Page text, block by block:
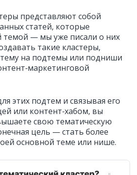
представляют собой
статей, которые
— мы уже писали о них
такие кластеры,
на подтемы или подниши
этих подтем и связывая его
или контент‑хабом, вы
свою тематическую
цель — стать более
основной теме или нише.